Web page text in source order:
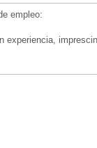
empleo:
experiencia,